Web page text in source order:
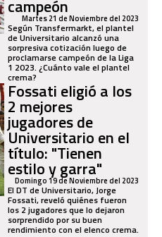
campeón
Martes 21 de Noviembre del 2023
Según Transfermarkt, el plantel
de Universitario alcanzó una
sorpresiva cotización luego de
proclamarse campeón de la Liga
1 2023. ¿Cuánto vale el plantel
crema?
Fossati eligió a los
2 mejores
jugadores de
Universitario en el
título: "Tienen
estilo y garra"
Domingo 19 de Noviembre del 2023
El DT de Universitario, Jorge
Fossati, reveló quiénes fueron
los 2 jugadores que lo dejaron
sorprendido por su buen
rendimiento con el elenco crema.